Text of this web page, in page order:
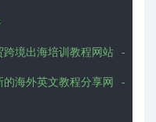
出海培训教程网站 -
外英文教程分享网 -